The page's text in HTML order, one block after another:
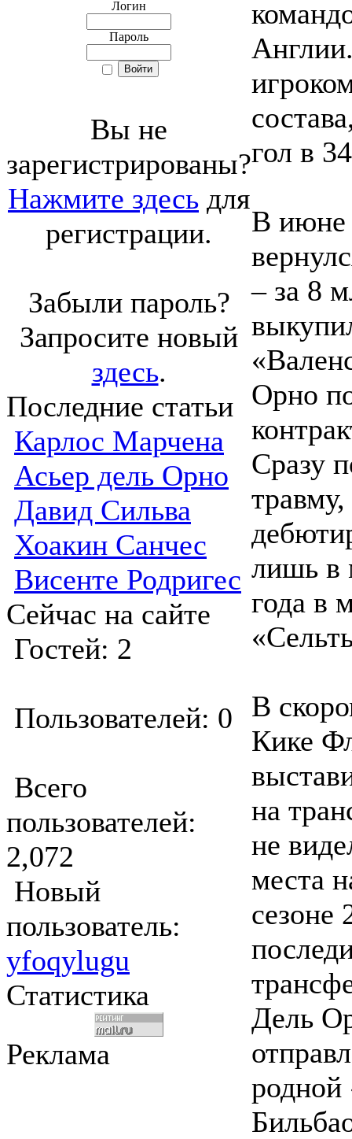
Логин
Пароль
Вы не
зарегистрированы?
Нажмите здесь для
регистрации.
Забыли пароль?
Запросите новый
здесь.
Последние статьи
Карлос Марчена
Асьер дель Орно
Давид Сильва
Хоакин Санчес
Висенте Родригес
Сейчас на сайте
Гостей: 2
Пользователей: 0
Всего
пользователей:
2,072
Новый
пользователь:
yfoqylugu
Статистика
Реклама
гол в
В июне
– за 8
Орно
Сразу
лишь в
года в
В
Кике
на
не
места
сезоне
Дель
родной